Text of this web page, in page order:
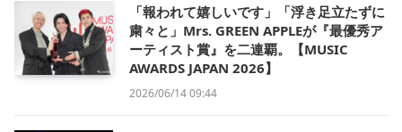
「報われて嬉しいです」「浮き足立たずに
粛々と」Mrs. GREEN APPLEが『最優秀ア
ーティスト賞』を二連覇。【MUSIC
AWARDS JAPAN 2026】
2026/06/14 09:44